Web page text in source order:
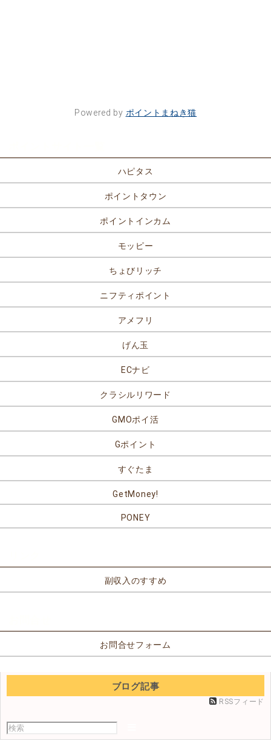
Powered by ポイントまねき猫
ハピタス
ポイントタウン
ポイントインカム
モッピー
ちょびリッチ
ニフティポイント
アメフリ
げん玉
ECナビ
クラシルリワード
GMOポイ活
Gポイント
すぐたま
GetMoney!
PONEY
副収入のすすめ
お問合せフォーム
ブログ記事
RSSフィード